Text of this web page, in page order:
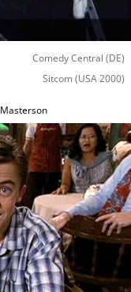
Comedy Central (DE)
Sitcom (USA 2000)